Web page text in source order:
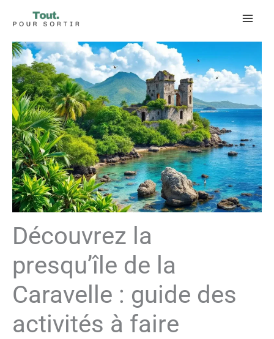
contenu
Découvrez la
presqu’île de la
Caravelle : guide des
activités à faire